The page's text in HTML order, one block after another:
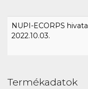
NUPI-ECORPS
2022.10.03.
Termékadatok